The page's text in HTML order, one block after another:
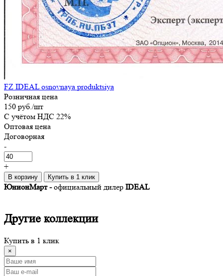
FZ IDEAL osnovnaya produktsiya
Розничная цена
150 руб./шт
C учётом НДС 22%
Оптовая цена
Договорная
-
+
В корзину Купить в 1 клик
ЮнионМарт -официальный дилер IDEAL
Другие коллекции
Купить в 1 клик
×